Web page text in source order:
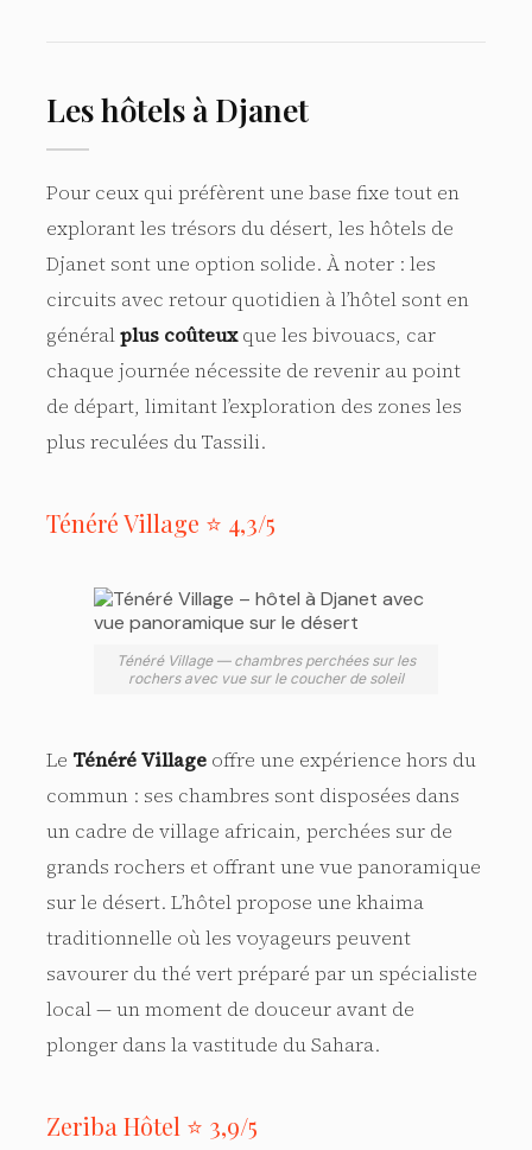
Les hôtels à Djanet
Pour ceux qui préfèrent une base fixe tout en
explorant les trésors du désert, les hôtels de
Djanet sont une option solide. À noter : les
circuits avec retour quotidien à l’hôtel sont en
généralplus coûteuxque les bivouacs, car
chaque journée nécessite de revenir au point
de départ, limitant l’exploration des zones les
plus reculées du Tassili.
Ténéré Village ⭐ 4,3/5
Ténéré Village — chambres perchées sur les
rochers avec vue sur le coucher de soleil
Le Ténéré Village offre une expérience hors du
commun : ses chambres sont disposées dans
un cadre de village africain, perchées sur de
grands rochers et offrant une vue panoramique
sur le désert. L’hôtel propose une khaima
traditionnelle où les voyageurs peuvent
savourer du thé vert préparé par un spécialiste
local — un moment de douceur avant de
plonger dans la vastitude du Sahara.
Zeriba Hôtel ⭐ 3,9/5